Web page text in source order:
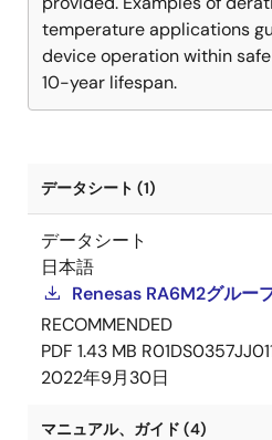
temperature applications
device operation within
10-year lifespan.
データシート (1)
データシート
日本語
Renesas RA6M2グルー
RECOMMENDED
PDF 1.43 MB
2022年9月30日
マニュアル、ガイド (4)